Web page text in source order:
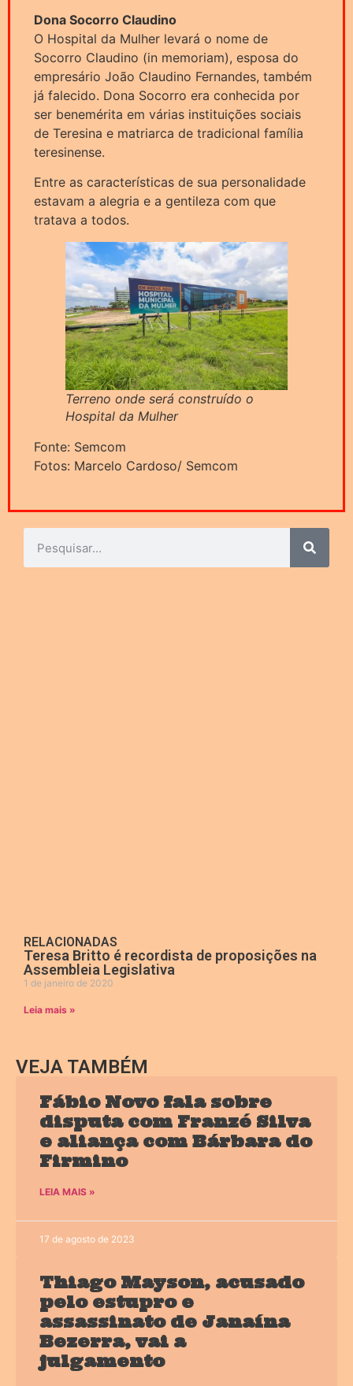
Dona Socorro Claudino
O Hospital da Mulher levará o nome de
Socorro Claudino (in memoriam), esposa do
empresário João Claudino Fernandes, também
já falecido. Dona Socorro era conhecida por
ser benemérita em várias instituições sociais
de Teresina e matriarca de tradicional família
teresinense.
Entre as características de sua personalidade
estavam a alegria e a gentileza com que
tratava a todos.
Terreno onde será construído o
Hospital da Mulher
Fonte: Semcom
Fotos: Marcelo Cardoso/ Semcom
RELACIONADAS
Teresa Britto é recordista de proposições na
Assembleia Legislativa
1 de janeiro de 2020
Leia mais »
VEJA TAMBÉM
Fábio Novo fala sobre
disputa com Franzé Silva
e aliança com Bárbara do
Firmino
LEIA MAIS »
17 de agosto de 2023
Thiago Mayson, acusado
pelo estupro e
assassinato de Janaína
Bezerra, vai a
julgamento